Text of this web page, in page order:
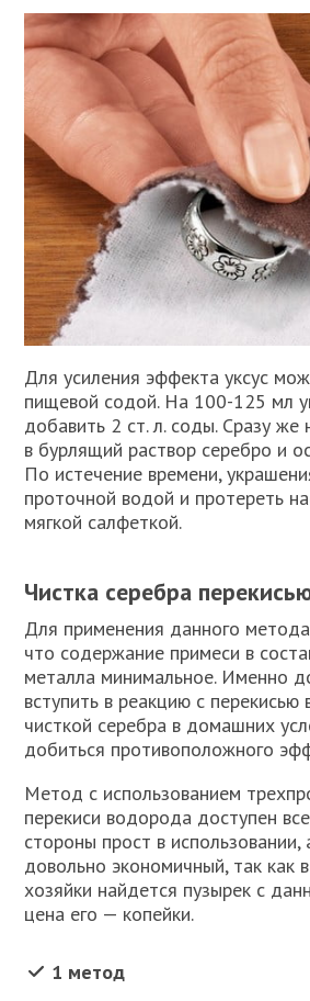
Для усиления эффекта уксус
пищевой содой. На 100-125 мл
добавить 2 ст. л. соды. Сразу же
в бурлящий раствор серебро и
По истечение времени,
проточной водой и протереть
мягкой салфеткой.
Чистка серебра
Для применения данного
что содержание примеси в
металла минимальное. Именно
вступить в реакцию с перекисью
чисткой серебра в домашних
добиться противоположного
Метод с использованием
перекиси водорода доступен
стороны прост в использовании,
довольно экономичный, так как
хозяйки найдется пузырек с
цена его — копейки.
1 метод